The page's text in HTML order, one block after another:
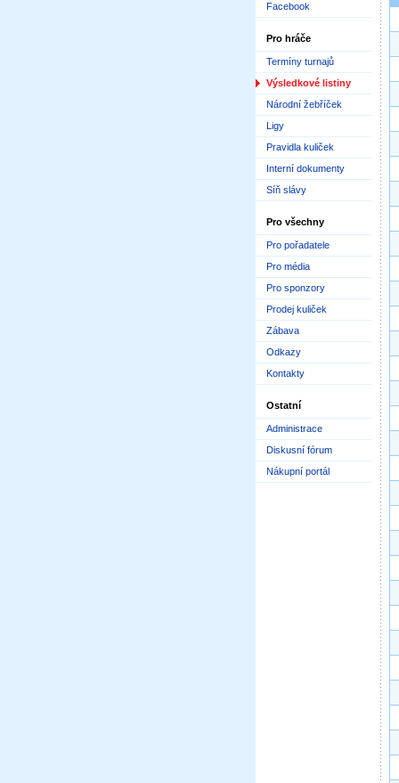
Facebook
Pro hráče
Termíny turnajů
Výsledkové listiny
Národní žebříček
Ligy
Pravidla kuliček
Interní dokumenty
Síň slávy
Pro všechny
Pro pořadatele
Pro média
Pro sponzory
Prodej kuliček
Zábava
Odkazy
Kontakty
Ostatní
Administrace
Diskusní fórum
Nákupní portál